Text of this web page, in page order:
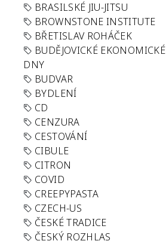
BRASILSKÉ JIU-JITSU
BROWNSTONE INSTITUTE
BŘETISLAV ROHÁČEK
BUDĚJOVICKÉ EKONOMICKÉ
DNY
BUDVAR
BYDLENÍ
CD
CENZURA
CESTOVÁNÍ
CIBULE
CITRON
COVID
CREEPYPASTA
CZECH-US
ČESKÉ TRADICE
ČESKÝ ROZHLAS